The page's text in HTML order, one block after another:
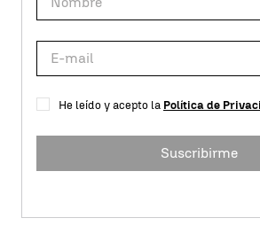
He leído y acepto la Política de
Suscribirme